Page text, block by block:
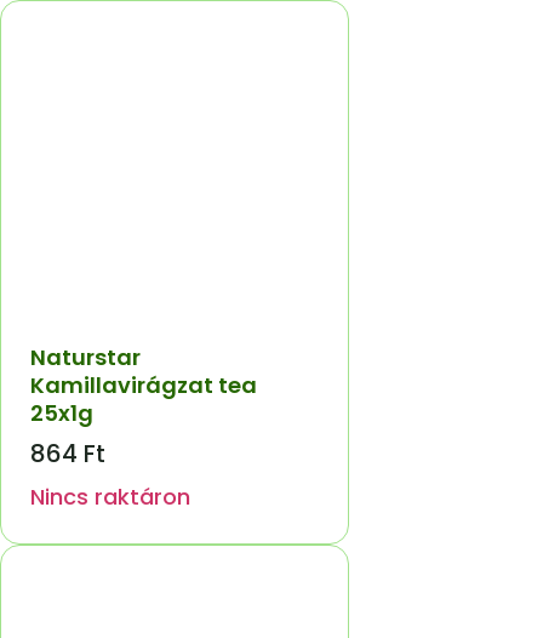
Naturstar
Kamillavirágzat tea
25x1g
864 Ft
Nincs raktáron